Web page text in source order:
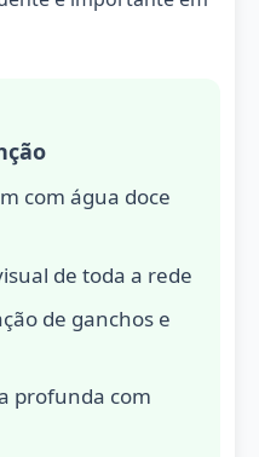
com água doce
de toda a rede
de ganchos e
profunda com